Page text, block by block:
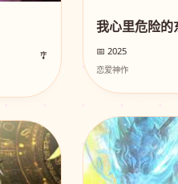
🎐
我心里危险的
📅 2025
恋爱神作